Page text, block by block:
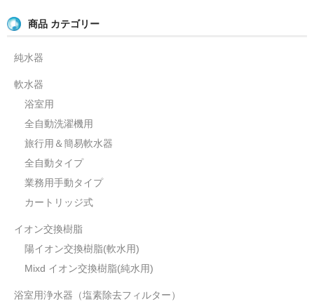
商品 カテゴリー
純水器
軟水器
浴室用
全自動洗濯機用
旅行用＆簡易軟水器
全自動タイプ
業務用手動タイプ
カートリッジ式
イオン交換樹脂
陽イオン交換樹脂(軟水用)
Mixd イオン交換樹脂(純水用)
浴室用浄水器（塩素除去フィルター）